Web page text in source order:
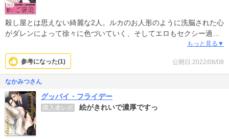
殺し屋とは思えない綺麗な2人。ルカのお人形のように洗脳された心
がダレンによって徐々に色づいていく、そしてエロもセクシー過ぎ
る、重々し過ぎず純愛をみつけた感じで良かったですね。ダレンの
男気あり、甘くて優しい言葉が凄く好き！
もっと見る▼
公開日:2022/08/08
参考になった(1)
なかみつさん
グッバイ・フライデー
購入者レポ 絵がきれいで濃厚ですっ